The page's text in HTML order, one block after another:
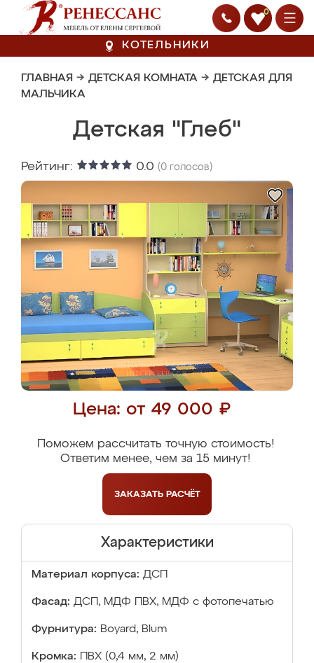
0
КОТЕЛЬНИКИ
ГЛАВНАЯ → ДЕТСКАЯ КОМНАТА → ДЕТСКАЯ ДЛЯ
МАЛЬЧИКА
Детская "Глеб"
Рейтинг: 0.0 (0 голосов)
Цена: от 49 000 ₽
Поможем рассчитать точную стоимость!
Ответим менее, чем за 15 минут!
ЗАКАЗАТЬ РАСЧЁТ
Характеристики
Материал корпуса: ДСП
Фасад: ДСП, МДФ ПВХ, МДФ с фотопечатью
Фурнитура: Boyard, Blum
Кромка: ПВХ (0,4 мм, 2 мм)